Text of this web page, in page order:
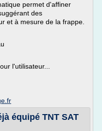
permet d'affiner
des
et à mesure de la frappe.
l'utilisateur...
équipé TNT SAT